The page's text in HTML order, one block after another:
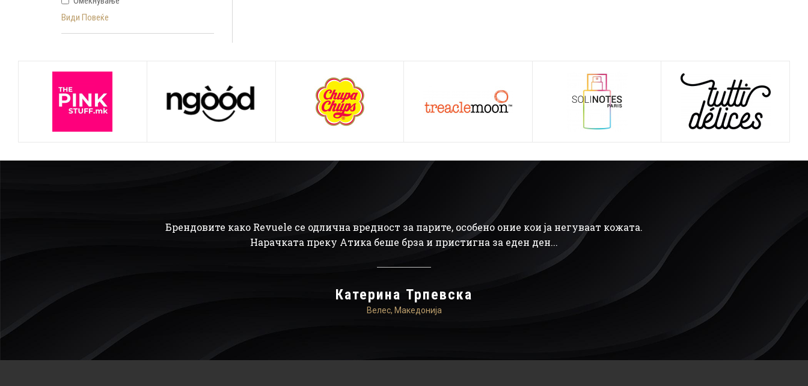
Види Повеќе
Брендовите како Revuele се одлична вредност за парите, особено оние кои ја негуваат кожата.
Нарачката преку Атика беше брза и пристигна за еден ден...
Катерина Трпевска
Велес, Македонија